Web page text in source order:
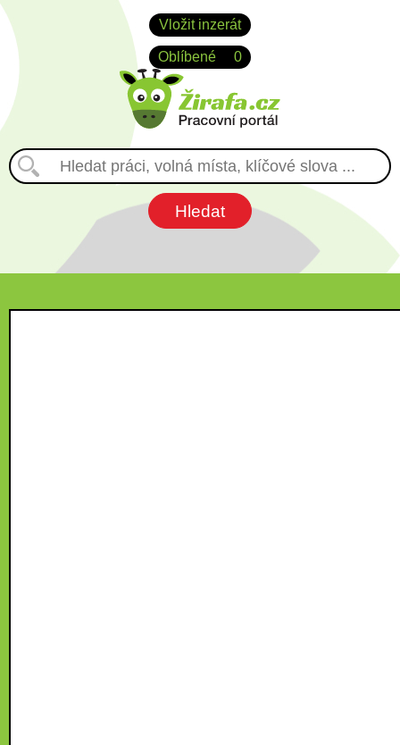
Vložit inzerát
Oblíbené 0